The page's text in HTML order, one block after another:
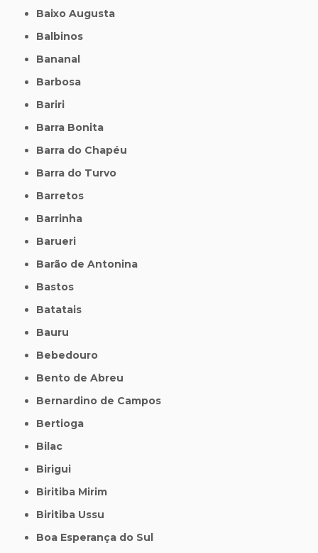
Baixo Augusta
Balbinos
Bananal
Barbosa
Bariri
Barra Bonita
Barra do Chapéu
Barra do Turvo
Barretos
Barrinha
Barueri
Barão de Antonina
Bastos
Batatais
Bauru
Bebedouro
Bento de Abreu
Bernardino de Campos
Bertioga
Bilac
Birigui
Biritiba Mirim
Biritiba Ussu
Boa Esperança do Sul